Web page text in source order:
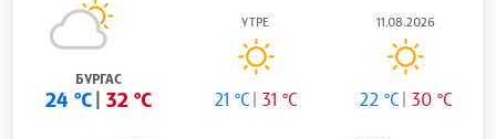
БУРГАС
24 °C 32 °C
УТРЕ
21 °C 31 °C
11.08.2026
22 °C 30 °C